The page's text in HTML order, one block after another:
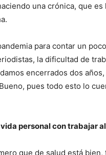
una crónica, que
para contar un
la dificultad de
encerrados dos
pues todo esto lo
personal con trabajar
que de salud está